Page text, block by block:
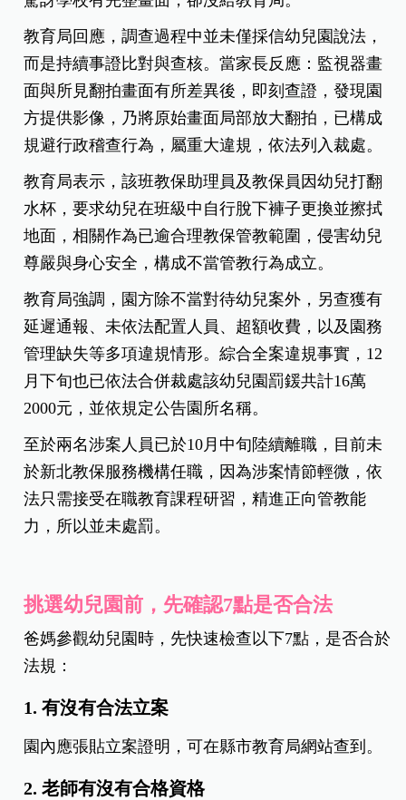
教育局回應，調查過程中並未僅採信幼兒園說法，
而是持續事證比對與查核。當家長反應：監視器畫
面與所見翻拍畫面有所差異後，即刻查證，發現園
方提供影像，乃將原始畫面局部放大翻拍，已構成
規避行政稽查行為，屬重大違規，依法列入裁處。
教育局表示，該班教保助理員及教保員因幼兒打翻
水杯，要求幼兒在班級中自行脫下褲子更換並擦拭
地面，相關作為已逾合理教保管教範圍，侵害幼兒
尊嚴與身心安全，構成不當管教行為成立。
教育局強調，園方除不當對待幼兒案外，另查獲有
延遲通報、未依法配置人員、超額收費，以及園務
管理缺失等多項違規情形。綜合全案違規事實，12
月下旬也已依法合併裁處該幼兒園罰鍰共計16萬
2000元，並依規定公告園所名稱。
至於兩名涉案人員已於10月中旬陸續離職，目前未
於新北教保服務機構任職，因為涉案情節輕微，依
法只需接受在職教育課程研習，精進正向管教能
力，所以並未處罰。
挑選幼兒園前，先確認7點是否合法
爸媽參觀幼兒園時，先快速檢查以下7點，是否合於
法規：
1. 有沒有合法立案
園內應張貼立案證明，可在縣市教育局網站查到。
2. 老師有沒有合格資格